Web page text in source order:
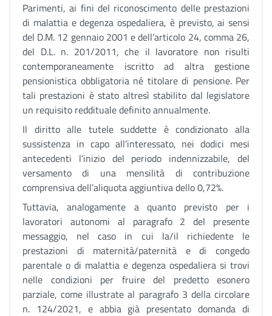
Parimenti, ai fini del riconoscimento delle prestazioni
di malattia e degenza ospedaliera, è previsto, ai sensi
del D.M. 12 gennaio 2001 e dell’articolo 24, comma 26,
del D.L. n. 201/2011, che il lavoratore non risulti
contemporaneamente iscritto ad altra gestione
pensionistica obbligatoria né titolare di pensione. Per
tali prestazioni è stato altresì stabilito dal legislatore
un requisito reddituale definito annualmente.
Il diritto alle tutele suddette è condizionato alla
sussistenza in capo all’interessato, nei dodici mesi
antecedenti l’inizio del periodo indennizzabile, del
versamento di una mensilità di contribuzione
comprensiva dell’aliquota aggiuntiva dello 0,72%.
Tuttavia, analogamente a quanto previsto per i
lavoratori autonomi al paragrafo 2 del presente
messaggio, nel caso in cui la/il richiedente le
prestazioni di maternità/paternità e di congedo
parentale o di malattia e degenza ospedaliera si trovi
nelle condizioni per fruire del predetto esonero
parziale, come illustrate al paragrafo 3 della circolare
n. 124/2021, e abbia già presentato domanda di